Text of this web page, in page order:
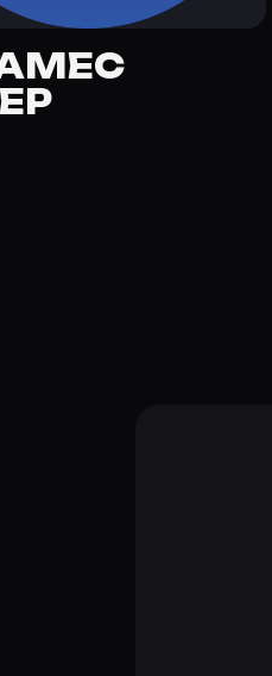
Джамес Оттер?
planner.ru/s/7153299